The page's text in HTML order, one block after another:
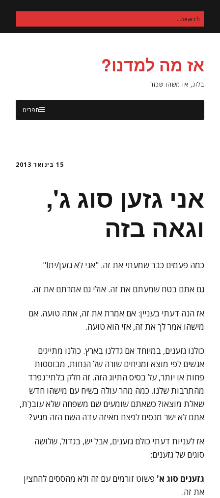
אז מה למדנו?
בלוג, או משהו שכזה
תפריט
15 בינואר 2013
אני גזען סוג ג',
וגאה בזה
כמה פעמים כבר שמעתי את זה. "אני לא גזען/ית!"
גם אתם בטח שמעתם את זה. אולי גם אמרתם את זה.
אז הנה דעתי בעניין: אם אמרת את זה, אתה טועה. אם
מישהו אמר לך את זה, אזי הוא טועה.
כולנו גזענים, במיוחד אם גדלנו בארץ. כולנו מתייגים
אנשים לפי מוצא ומניחים שורה של הנחות, מבוססות
פחות או יותר, על בסיס התיוג הזה. זה חלק בלתי־נפרד
מהתרבות שלנו. כמה מהר עולה בשיח עם מישהו חדש
שאלת מוצאו? כשאתם שומעים שם משפחה שלא עוברַת,
אתם לא ישר מנסים לפצח מאיזה עדה השם הזה מגיע?
אז לעניות דעתי כולם גזענים, אבל יש, בגדול, שלושה
סוגים של גזענים:
גזענים סוג א' פשוט זורמים עם זה ולא מהססים להחצין
את זה.